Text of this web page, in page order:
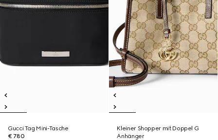
Gucci Tag Mini-Tasche
€ 780
Kleiner Shopper mit Doppel G
Anhänger